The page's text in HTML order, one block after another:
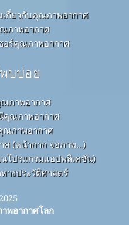
เกี่ยวกับคุณภาพอากาศ
ภาพอากาศ
ซอร์คุณภาพอากาศ
บบ่อย
ภาพอากาศ
คุณภาพอากาศ
ณภาพอากาศ
(หน้ากาก จอภาพ…)
นโปรแกรมแอปพลิเคชัน)
างประวัติศาสตร์
พอากาศโลก